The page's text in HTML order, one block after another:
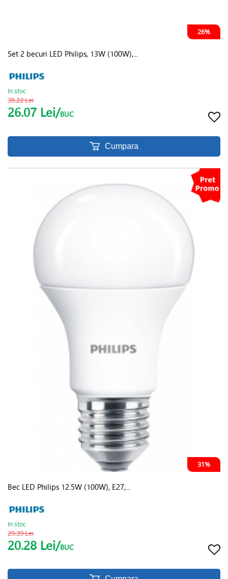
26%
Set 2 becuri LED Philips, 13W (100W),...
In stoc
35.22 Lei
26.07 Lei/BUC
Cumpara
31%
Bec LED Philips 12.5W (100W), E27,...
In stoc
29.39 Lei
20.28 Lei/BUC